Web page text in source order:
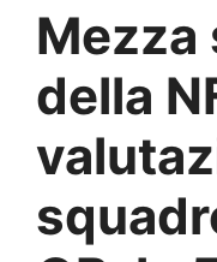
Mezza
della